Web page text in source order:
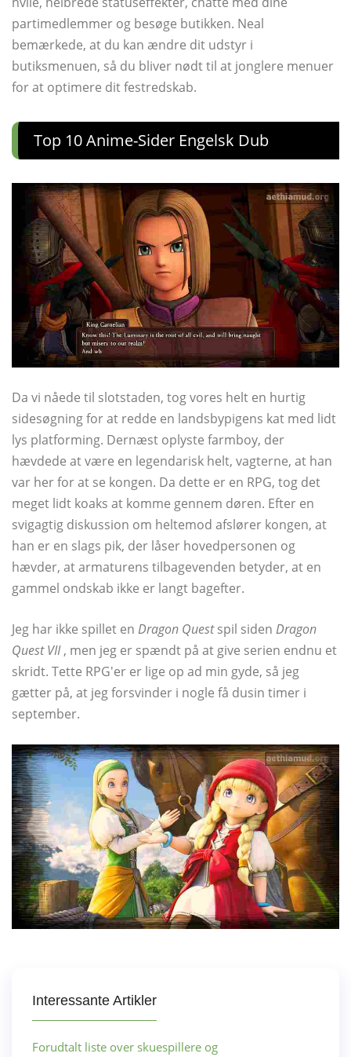
partimedlemmer og besøge butikken. Neal
bemærkede, at du kan ændre dit udstyr i
butiksmenuen, så du bliver nødt til at jonglere menuer
for at optimere dit festredskab.
Top 10 Anime-Sider Engelsk Dub
Da vi nåede til slotstaden, tog vores helt en hurtig
sidesøgning for at redde en landsbypigens kat med lidt
lys platforming. Dernæst oplyste farmboy, der
hævdede at være en legendarisk helt, vagterne, at han
var her for at se kongen. Da dette er en RPG, tog det
meget lidt koaks at komme gennem døren. Efter en
svigagtig diskussion om heltemod afslører kongen, at
han er en slags pik, der låser hovedpersonen og
hævder, at armaturens tilbagevenden betyder, at en
gammel ondskab ikke er langt bagefter.
Jeg har ikke spillet en Dragon Questspil siden Dragon
Quest VII, men jeg er spændt på at give serien endnu et
skridt. Tette RPG'er er lige op ad min gyde, så jeg
gætter på, at jeg forsvinder i nogle få dusin timer i
september.
Interessante Artikler
Forudtalt liste over skuespillere og